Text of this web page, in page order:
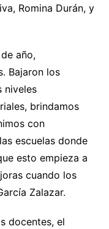
Romina Durán, y
año,
Bajaron los
niveles
brindamos
con
escuelas donde
esto empieza a
cuando los
Zalazar.
docentes, el